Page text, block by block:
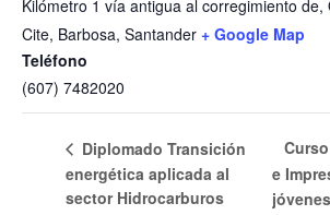
Kilómetro 1 vía antigua al corregimiento de,
Cite, Barbosa, Santander + Google Map
Teléfono
(607) 7482020
Diplomado Transición
energética aplicada al
sector Hidrocarburos
e